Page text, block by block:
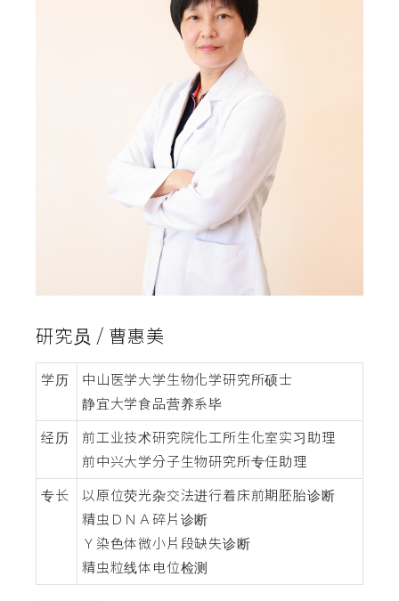
研究员 / 曹惠美
学历
中山医学大学生物化学研究所硕士
静宜大学食品营养系毕
经历
前工业技术研究院化工所生化室实习助理
前中兴大学分子生物研究所专任助理
专长
以原位荧光杂交法进行着床前期胚胎诊断
精虫ＤＮＡ碎片诊断
Ｙ染色体微小片段缺失诊断
精虫粒线体电位检测